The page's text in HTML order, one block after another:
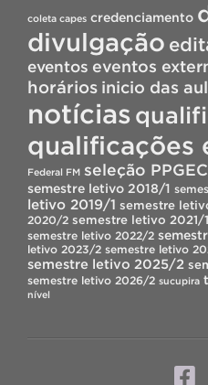
coleta capes credenciamento
divulgação
eventos eventos
horários inicio das
notícias
qualificações
Federal FM seleção
semestre letivo 2018/1
letivo 2019/1 semestre
2020/2 semestre letivo 2021/1
semestre letivo 2022/2
letivo 2023/2 semestre letivo
semestre letivo 2025/2
semestre letivo 2026/2 sucupira
nível